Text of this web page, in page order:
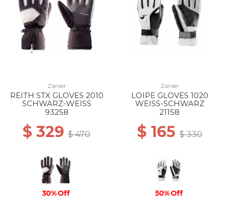
Zanier
REITH STX GLOVES 2010
SCHWARZ-WEISS
93258
$ 329 $ 470
30% Off
Zanier
LOIPE GLOVES 1020
WEISS-SCHWARZ
21158
$ 165$ 330
50% Off